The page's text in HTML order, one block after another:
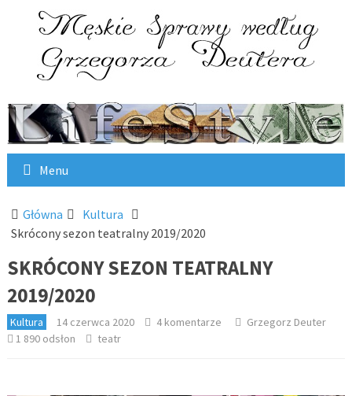
Menu
Główna
Kultura
Skrócony sezon teatralny 2019/2020
SKRÓCONY SEZON TEATRALNY
2019/2020
Kultura 14 czerwca 2020 4 komentarze
Grzegorz Deuter
1 890 odsłon
teatr